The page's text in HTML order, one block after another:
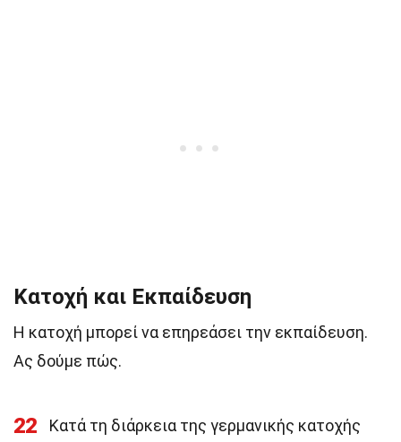
Κατοχή και Εκπαίδευση
Η κατοχή μπορεί να επηρεάσει την εκπαίδευση.
Ας δούμε πώς.
22
Κατά τη διάρκεια της γερμανικής κατοχής